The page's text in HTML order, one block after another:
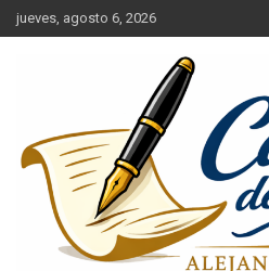
Saltar
al
jueves, agosto 6, 2026